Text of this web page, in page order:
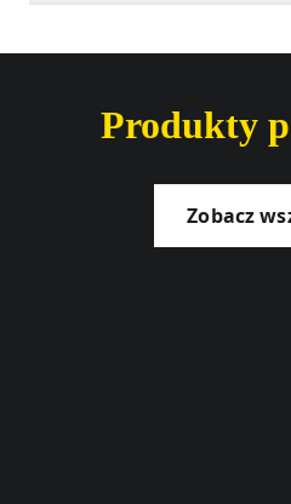
Produkty
Zobacz